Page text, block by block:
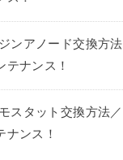
ンアノード交換方法
テナンス！
スタット交換方法／
ナンス！